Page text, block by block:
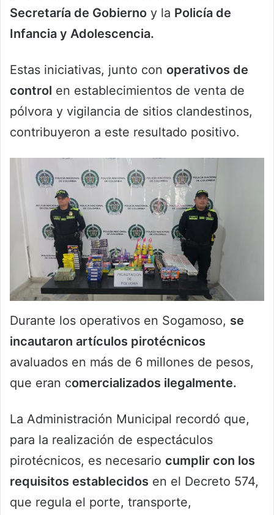
Secretaría de Gobierno y la Policía de
Infancia y Adolescencia.
Estas iniciativas, junto con operativos de
control en establecimientos de venta de
pólvora y vigilancia de sitios clandestinos,
contribuyeron a este resultado positivo.
Durante los operativos en Sogamoso, se
incautaron artículos pirotécnicos
avaluados en más de 6 millones de pesos,
que eran comercializados ilegalmente.
La Administración Municipal recordó que,
para la realización de espectáculos
pirotécnicos, es necesario cumplir con los
requisitos establecidos en el Decreto 574,
que regula el porte, transporte,